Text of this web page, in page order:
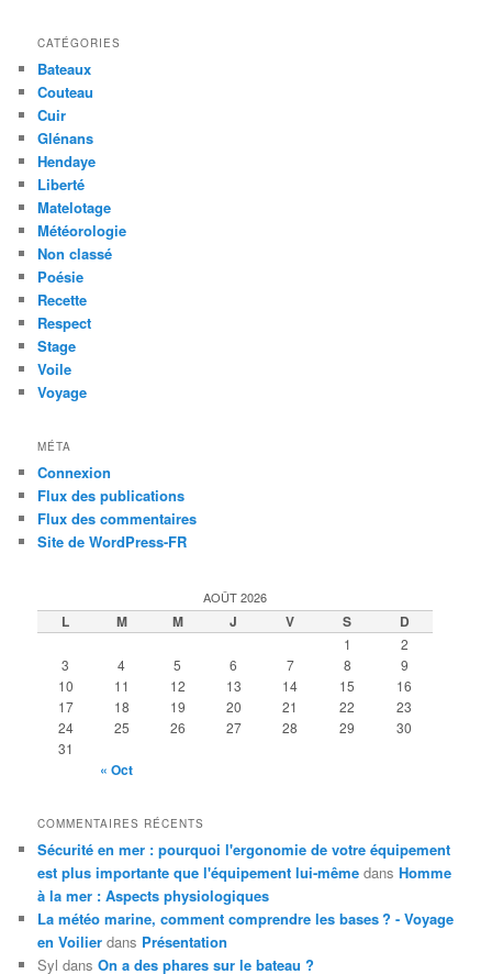
CATÉGORIES
Bateaux
Couteau
Cuir
Glénans
Hendaye
Liberté
Matelotage
Météorologie
Non classé
Poésie
Recette
Respect
Stage
Voile
Voyage
MÉTA
Connexion
Flux des publications
Flux des commentaires
Site de WordPress-FR
AOÛT 2026
L M M J V S D
1
2
3
4 5 6 7 8
9
10
11 12 13 14 15
16
17
18 19 20 21 22
23
24
25 26 27 28 29
30
31
« Oct
COMMENTAIRES RÉCENTS
Sécurité en mer : pourquoi l'ergonomie de votre équipement
est plus importante que l'équipement lui-même dansHomme
à la mer : Aspects physiologiques
La météo marine, comment comprendre les bases ? - Voyage
en Voilier dans Présentation
Syl dansOn a des phares sur le bateau ?